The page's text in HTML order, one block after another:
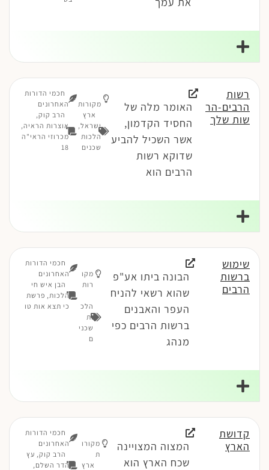
רשות
הרבים-הר
שות שלך
האומר מלה של
החסיד הקדמון,
אשר השכיל להביע
שדוקא רשות
הרבים הוא
מקורות
ארץ
ישראל,
הלכות
שכנים
חכמי הדורות
האחרונים
הרב קוק,
אוצרות הראיה,
מכרוזי הראי"ה
18
שימוש
ברשות
הרבים
הבונה ביתו אע"פ
שהוא רשאי להניח
העפר והאבנים
ברשות הרבים כפי
מנהג
מקו
רות
הלכ
ות
שכני
ם
חכמי הדורות
האחרונים
הבן איש חי
הלכות, פרשת
כי תצא אות טו
קדושת
הארץ
המצוה המצויינה
שכח הארץ הוא
מקורו
ת
ארץ
חכמי הדורות
האחרונים
הרב קוק, עץ
הדר השלם,